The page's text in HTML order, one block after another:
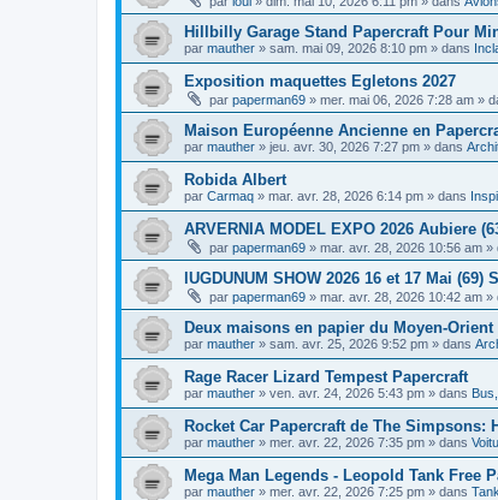
Hillbilly Garage Stand Papercraft Pour
par mauther » sam. mai 09, 2026 8:10 pm » dans
Exposition maquettes Egletons 2027
par paperman69 » mer. mai 06, 2026 7:28 am »
Maison Européenne Ancienne en
par mauther » jeu. avr. 30, 2026 7:27 pm » dans
Robida Albert
par Carmaq » mar. avr. 28, 2026 6:14 pm » dans
ARVERNIA MODEL EXPO 2026 Aubiere
par paperman69 » mar. avr. 28, 2026 10:56 am »
lUGDUNUM SHOW 2026 16 et 17 Mai (69)
par paperman69 » mar. avr. 28, 2026 10:42 am »
Deux maisons en papier du Moyen-Orient
par mauther » sam. avr. 25, 2026 9:52 pm » dans
Rage Racer Lizard Tempest Papercraft
par mauther » ven. avr. 24, 2026 5:43 pm » dans
Rocket Car Papercraft de The Simpsons:
par mauther » mer. avr. 22, 2026 7:35 pm » dans
Mega Man Legends - Leopold Tank Free
par mauther » mer. avr. 22, 2026 7:25 pm » dans